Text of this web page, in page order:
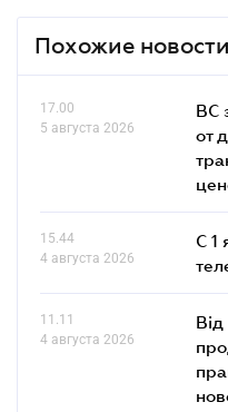
Похожие новости
17.00
5 августа 2026
ВС
от
15.44
4 августа 2026
С 1
11.11
4 августа 2026